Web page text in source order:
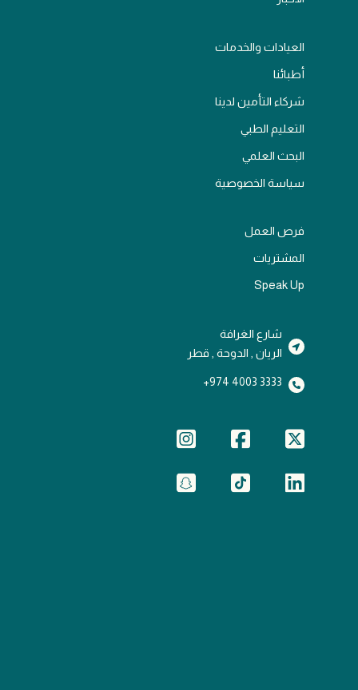
العيادات والخدمات
أطبائنا
شركاء التأمين لدينا
التعليم الطبي
البحث العلمي
سياسة الخصوصية
فرص العمل
المشتريات
Speak Up
شارع الغرافة
الريان , الدوحة , قطر
3333 4003 974+